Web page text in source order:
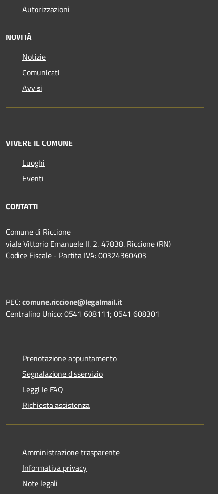
Autorizzazioni
NOVITÀ
Notizie
Comunicati
Avvisi
VIVERE IL COMUNE
Luoghi
Eventi
CONTATTI
Comune di Riccione
viale Vittorio Emanuele II, 2, 47838, Riccione (RN)
Codice Fiscale - Partita IVA: 00324360403
PEC:comune.riccione@legalmail.it
Centralino Unico: 0541 608111; 0541 608301
Prenotazione appuntamento
Segnalazione disservizio
Leggi le FAQ
Richiesta assistenza
Amministrazione trasparente
Informativa privacy
Note legali